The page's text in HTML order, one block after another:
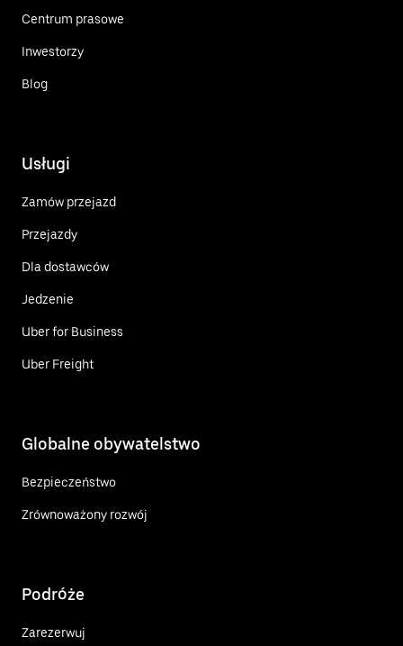
Centrum prasowe
Inwestorzy
Blog
Usługi
Zamów przejazd
Przejazdy
Dla dostawców
Jedzenie
Uber for Business
Uber Freight
Globalne obywatelstwo
Bezpieczeństwo
Zrównoważony rozwój
Podróże
Zarezerwuj